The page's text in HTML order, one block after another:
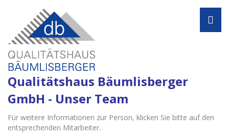
Qualitätshaus Bäumlisberger
GmbH - Unser Team
Für weitere Informationen zur Person, klicken Sie bitte auf den
entsprechenden Mitarbeiter.